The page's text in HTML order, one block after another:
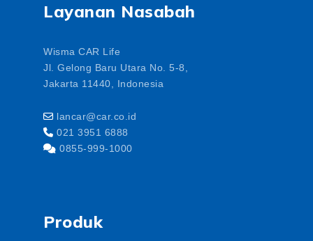
Layanan Nasabah
Wisma CAR Life
Jl. Gelong Baru Utara No. 5-8,
Jakarta 11440, Indonesia
lancar@car.co.id
021 3951 6888
0855-999-1000
Produk